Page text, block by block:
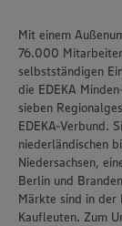
Mit einem
76.000
selbstständigen
die EDEKA
sieben
EDEKA-Verbund.
niederländischen
Niedersachsen,
Berlin und
Märkte sind in der
Kaufleuten. Zum